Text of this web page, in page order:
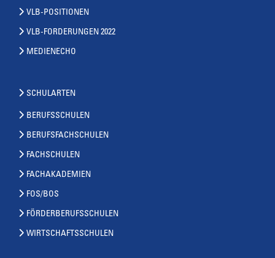
VLB-POSITIONEN
VLB-FORDERUNGEN 2022
MEDIENECHO
SCHULARTEN
BERUFSSCHULEN
BERUFSFACHSCHULEN
FACHSCHULEN
FACHAKADEMIEN
FOS/BOS
FÖRDERBERUFSSCHULEN
WIRTSCHAFTSSCHULEN